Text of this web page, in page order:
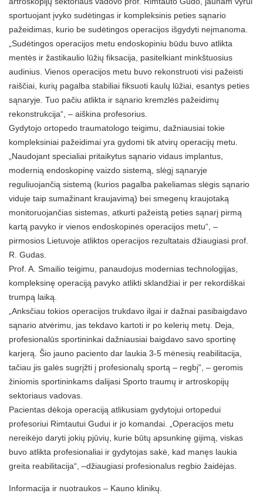
sportuojant įvyko sudėtingas ir kompleksinis peties sąnario
pažeidimas, kurio be sudėtingos operacijos išgydyti neįmanoma.
„Sudėtingos operacijos metu endoskopiniu būdu buvo atlikta
mentės ir žastikaulio lūžių fiksacija, pasitelkiant minkštuosius
audinius. Vienos operacijos metu buvo rekonstruoti visi pažeisti
raiščiai, kurių pagalba stabiliai fiksuoti kaulų lūžiai, esantys peties
sąnaryje. Tuo pačiu atlikta ir sąnario kremzlės pažeidimų
rekonstrukcija“, – aiškina profesorius.
Gydytojo ortopedo traumatologo teigimu, dažniausiai tokie
kompleksiniai pažeidimai yra gydomi tik atvirų operacijų metu.
„Naudojant specialiai pritaikytus sąnario vidaus implantus,
modernią endoskopinę vaizdo sistemą, slėgį sąnaryje
reguliuojančią sistemą (kurios pagalba pakeliamas slėgis sąnario
viduje taip sumažinant kraujavimą) bei smegenų kraujotaką
monitoruojančias sistemas, atkurti pažeistą peties sąnarį pirmą
kartą pavyko ir vienos endoskopinės operacijos metu“, –
pirmosios Lietuvoje atliktos operacijos rezultatais džiaugiasi prof.
R. Gudas.
Prof. A. Smailio teigimu, panaudojus modernias technologijas,
kompleksinę operaciją pavyko atlikti sklandžiai ir per rekordiškai
trumpą laiką.
„Anksčiau tokios operacijos trukdavo ilgai ir dažnai pasibaigdavo
sąnario atvėrimu, jas tekdavo kartoti ir po kelerių metų. Deja,
profesionalūs sportininkai dažniausiai baigdavo savo sportinę
karjerą. Šio jauno paciento dar laukia 3-5 mėnesių reabilitacija,
tačiau jis galės sugrįžti į profesionalų sportą – regbį“, – geromis
žiniomis sportininkams dalijasi Sporto traumų ir artroskopijų
sektoriaus vadovas.
Pacientas dėkoja operaciją atlikusiam gydytojui ortopedui
profesoriui Rimtautui Gudui ir jo komandai. „Operacijos metu
nereikėjo daryti jokių pjūvių, kurie būtų apsunkinę gijimą, viskas
buvo atlikta profesionaliai ir gydytojas sakė, kad manęs laukia
greita reabilitacija“, –džiaugiasi profesionalus regbio žaidėjas.
Informacija ir nuotraukos – Kauno klinikų.